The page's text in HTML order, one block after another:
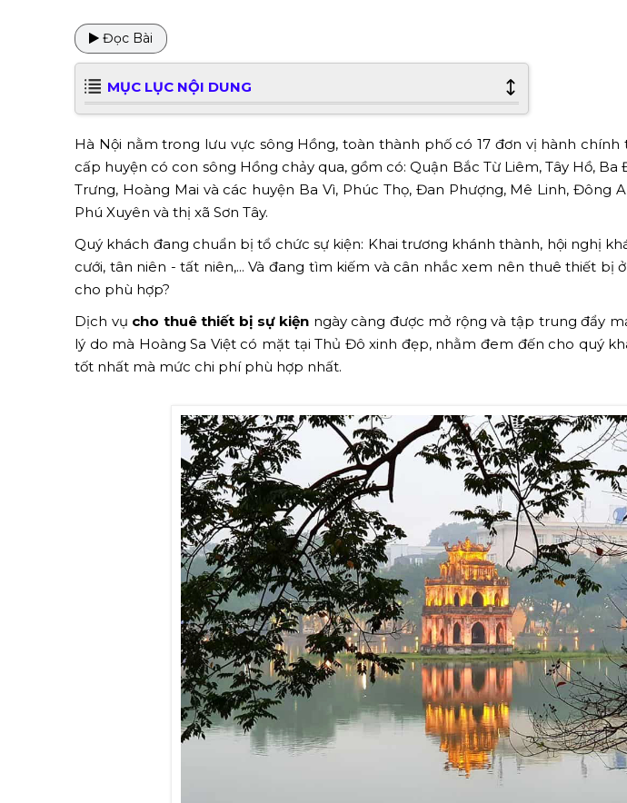
Đọc Bài
MỤC LỤC NỘI DUNG
Hà Nội nằm trong lưu vực sông Hồng, toàn thành phố có 17 đơn vị hành
cấp huyện có con sông Hồng chảy qua, gồm có: Quận Bắc Từ Liêm, Tây Hồ,
Trưng, Hoàng Mai và các huyện Ba Vì, Phúc Thọ, Đan Phượng, Mê Linh, Đông
Phú Xuyên và thị xã Sơn Tây.
Quý khách đang chuẩn bị tổ chức sự kiện: Khai trương khánh thành, hội nghị
cưới, tân niên - tất niên,... Và đang tìm kiếm và cân nhắc xem nên thuê thiết bị
cho phù hợp?
Dịch vụ cho thuê thiết bị sự kiệnngày càng được mở rộng và tập trung đẩy
lý do mà Hoàng Sa Việt có mặt tại Thủ Đô xinh đẹp, nhằm đem đến cho quý
tốt nhất mà mức chi phí phù hợp nhất.